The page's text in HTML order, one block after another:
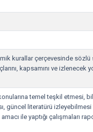
kurallar çerçevesinde sözlü
kapsamını ve izlenecek
temel teşkil etmesi,
güncel literatürü izleyebilmesi
ile yaptığı çalışmaları